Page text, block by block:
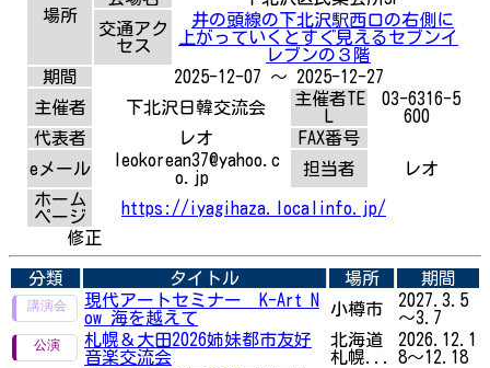
場所
交通アク
セス
井の頭線の下北沢駅西口の右側に
上がっていくとすぐ見えるセブンイ
レブンの３階
期間
2025-12-07 ～ 2025-12-27
主催者
下北沢日韓交流会
主催者TE
03-6316-5
600
代表者
レオ
FAX番号
eメール
leokorean37@yahoo.c
o.jp
担当者
レオ
ホーム
ページ
https://iyagihaza.localinfo.jp/
修正
分類 タイトル 場所
期間
現代アートセミナー K-Art N
ow 海を越えて
小樽市
2027.3.5
～3.7
札幌＆大田2026姉妹都市友好
音楽交流会
北海道
札幌...
2026.12.1
8～12.18